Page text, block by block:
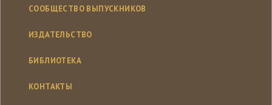
СООБЩЕСТВО ВЫПУСКНИКОВ
ИЗДАТЕЛЬСТВО
БИБЛИОТЕКА
КОНТАКТЫ